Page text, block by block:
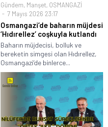
Gündem, Manşet, OSMANGAZİ
7 Mayıs 2026 23:17
Osmangazi’de baharın müjdesi
‘Hıdırellez’ coşkuyla kutlandı
Baharın müjdecisi, bolluk ve
bereketin simgesi olan Hıdırellez,
Osmangazi’de binlerce...